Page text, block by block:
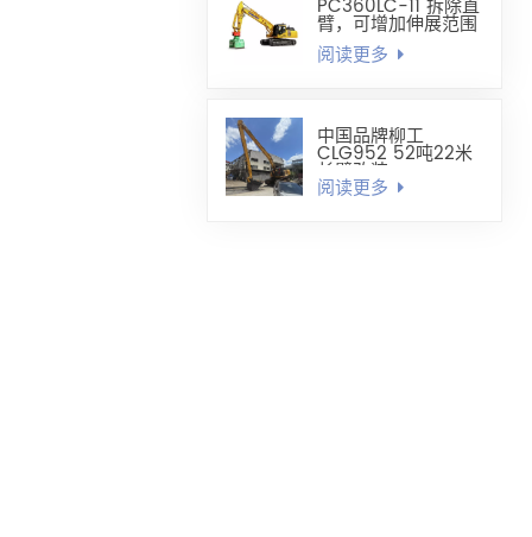
PC360LC-11 拆除直
臂，可增加伸展范围
阅读更多
中国品牌柳工
CLG952 52吨22米
长臂改装
阅读更多